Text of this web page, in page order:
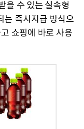
을 수 있는 실속형
는 즉시지급 방식으
쇼핑에 바로 사용